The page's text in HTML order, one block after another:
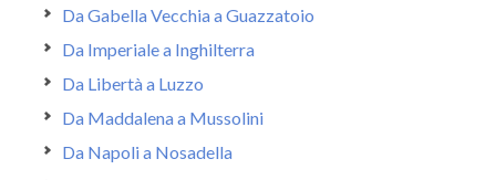
Da Gabella Vecchia a Guazzatoio
Da Imperiale a Inghilterra
Da Libertà a Luzzo
Da Maddalena a Mussolini
Da Napoli a Nosadella